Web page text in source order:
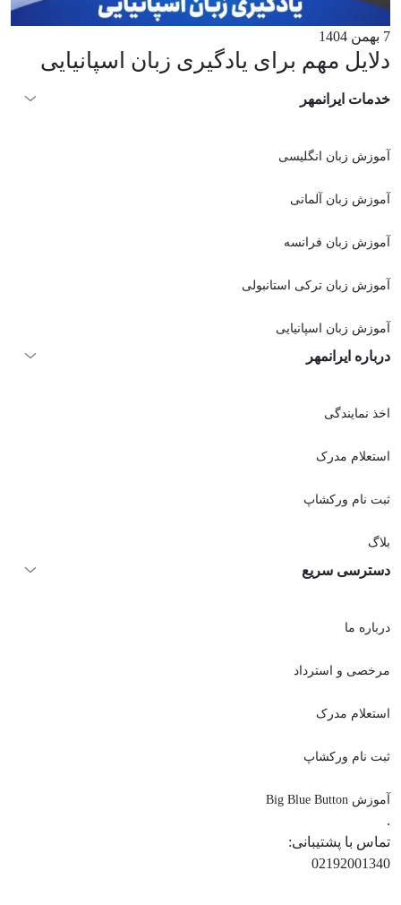
7 بهمن 1404
دلایل مهم برای یادگیری زبان اسپانیایی
خدمات ایرانمهر
آموزش زبان انگلیسی
آموزش زبان آلمانی
آموزش زبان فرانسه
آموزش زبان ترکی استانبولی
آموزش زبان اسپانیایی
درباره ایرانمهر
اخذ نمايندگی
استعلام مدرک
ثبت نام ورکشاپ
بلاگ
دسترسی سریع
درباره ما
مرخصی و استرداد
استعلام مدرک
ثبت نام ورکشاپ
آموزش Big Blue Button
.
تماس با پشتیبانی:
02192001340